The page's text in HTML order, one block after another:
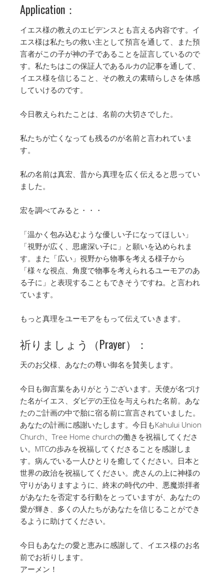
Application：
イエス様の教えのエビデンスとも言える内容です。イ
エス様は私たちの救い主として預言を通して、また預
言者がこの子が神の子であることを証言しているので
す。私たちはこの保証人であるルカの記事を通して、
イエス様を信じること、その教えの素晴らしさを体感
していけるのです。
今日教えられたことは、名前の大切さでした。
私たちが亡くなっても残るのが名前と言われていま
す。
私の名前は真宏、昔から真理を広く伝えると思ってい
ました。
宏を調べてみると・・・
「温かく包み込むような優しい子になってほしい」
「視野が広く、思慮深い子に」と願いを込められま
す。また「広い」視野から物事を考える様子から
「様々な視点、角度で物事を考えられるユーモアのあ
る子に」と表現することもできそうですね。と言われ
ています。
もっと真理をユーモアをもって伝えていきます。
祈りましょう（Prayer）：
天のお父様、あなたの尊い御名を賛美します。
今日も御言葉をありがとうございます。天使が名づけ
た名がイエス、ダビデの王位を与えられた名前。あな
たのご計画の中で胎に宿る前に宣言されていました。
あなたの計画に感謝いたします。今日もKahului Union
Church、Tree Home churchの働きを祝福してくださ
い。MTCの歩みを祝福してくださることを感謝しま
す。病んでいる一人ひとりを癒してください。日本と
世界の政治を祝福してください。虎さんの上に神様の
守りがありますように、終末の時代の中、悪魔崇拝者
があなたを否定する行動をとっていますが、あなたの
愛が輝き、多くの人たちがあなたを信じることができ
るように助けてください。
今日もあなたの愛と恵みに感謝して、イエス様のお名
前でお祈りします。
アーメン！